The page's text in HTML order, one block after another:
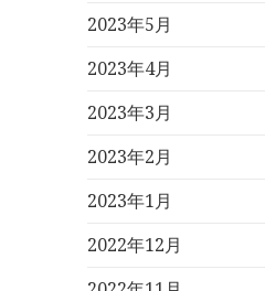
2023年5月
2023年4月
2023年3月
2023年2月
2023年1月
2022年12月